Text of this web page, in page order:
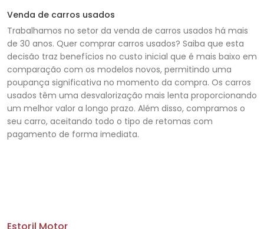
Venda de carros usados
Trabalhamos no setor da venda de carros usados há mais
de 30 anos. Quer comprar carros usados? Saiba que esta
decisão traz benefícios no custo inicial que é mais baixo em
comparação com os modelos novos, permitindo uma
poupança significativa no momento da compra. Os carros
usados ​​têm uma desvalorização mais lenta proporcionando
um melhor valor a longo prazo. Além disso, compramos o
seu carro, aceitando todo o tipo de retomas com
pagamento de forma imediata.